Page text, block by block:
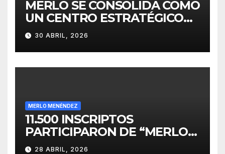
MERLO SE CONSOLIDA COMO
UN CENTRO ESTRATÉGICO
PARA EL DESARROLLO DE
INVERSIONES
30 ABRIL, 2026
MERLO MENÉNDEZ
11.500 INSCRIPTOS
PARTICIPARON DE “MERLO
CORRE POR MALVINAS”
28 ABRIL, 2026